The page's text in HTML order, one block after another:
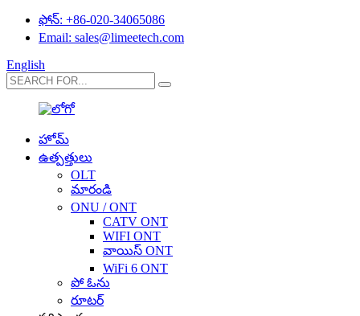
ఫోన్: +86-020-34065086
Email: sales@limeetech.com
English
హోమ్
ఉత్పత్తులు
OLT
మారండి
ONU / ONT
CATV ONT
WIFI ONT
వాయిస్ ONT
WiFi 6 ONT
పో ఓను
రూటర్